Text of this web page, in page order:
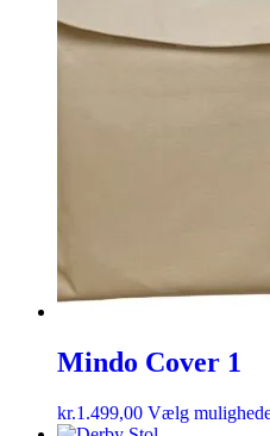
Mindo Cover 1
kr.1.499,00 Vælg